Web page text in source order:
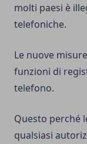
molti paesi è
telefoniche.
Le nuove
funzioni di
telefono.
Questo perché
qualsiasi